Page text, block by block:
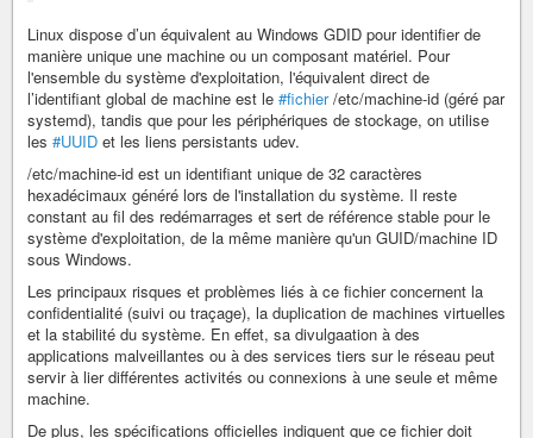
Linux dispose d’un équivalent au Windows GDID pour identifier de
manière unique une machine ou un composant matériel. Pour
l'ensemble du système d'exploitation, l'équivalent direct de
l’identifiant global de machine est le #fichier/etc/machine-id (géré par
systemd), tandis que pour les périphériques de stockage, on utilise
les #UUID et les liens persistants udev.
/etc/machine-id est un identifiant unique de 32 caractères
hexadécimaux généré lors de l'installation du système. Il reste
constant au fil des redémarrages et sert de référence stable pour le
système d'exploitation, de la même manière qu'un GUID/machine ID
sous Windows.
Les principaux risques et problèmes liés à ce fichier concernent la
confidentialité (suivi ou traçage), la duplication de machines virtuelles
et la stabilité du système. En effet, sa divulgaation à des
applications malveillantes ou à des services tiers sur le réseau peut
servir à lier différentes activités ou connexions à une seule et même
machine.
De plus, les spécifications officielles indiquent que ce fichier doit